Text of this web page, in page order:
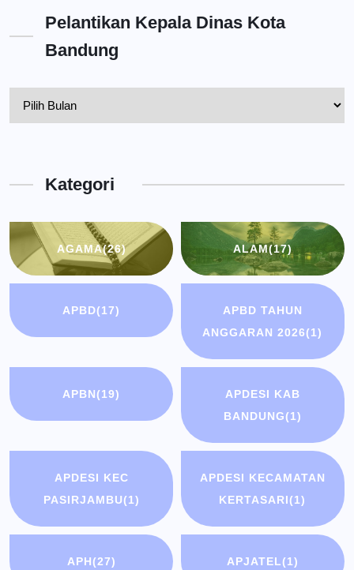
Pelantikan Kepala Dinas Kota
Bandung
BandungKategori
AGAMA(26) ALAM(17)
APBD(17)
APBD TAHUN
ANGGARAN 2026(1)
APBN(19)
APDESI KAB
BANDUNG(1)
APDESI KEC
PASIRJAMBU(1)
APDESI KECAMATAN
KERTASARI(1)
APH(27) APJATEL(1)